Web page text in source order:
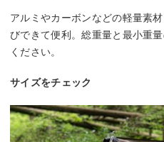
アルミやカーボンなどの軽量素
びできて便利。総重量と最小重
ください。
サイズをチェック